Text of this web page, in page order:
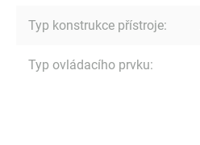
Typ konstrukce přístroje:
Typ ovládacího prvku: